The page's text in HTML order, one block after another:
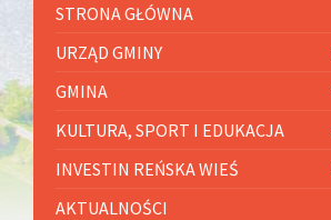
STRONA GŁÓWNA
URZĄD GMINY
GMINA
KULTURA, SPORT I EDUKACJA
INVESTIN REŃSKA WIEŚ
AKTUALNOŚCI